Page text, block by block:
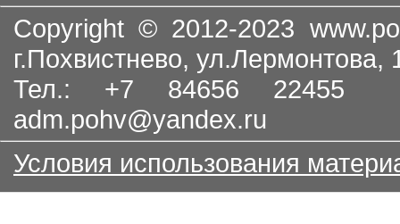
Copyright © 2012-2023
г.Похвистнево, ул.Лермонтова,
Тел.: +7 84656
adm.pohv@yandex.ru
Условия использования